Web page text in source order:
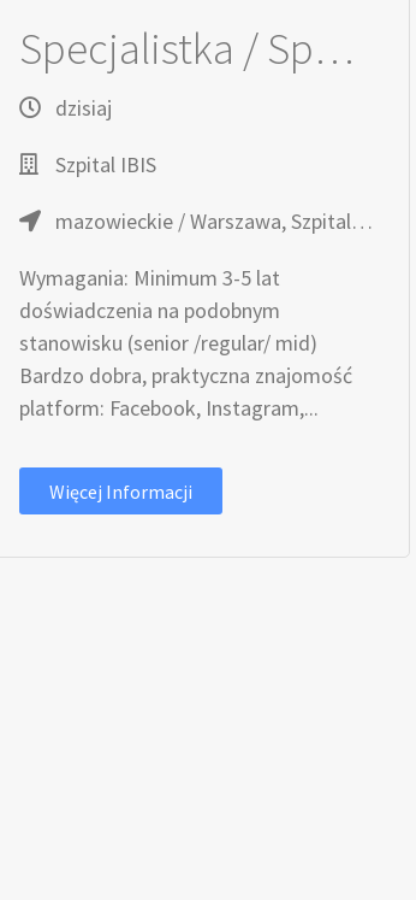
Specjalistka / Specjalista ds. Marketingu
dzisiaj
Szpital IBIS
mazowieckie / Warszawa, Szpital IBIS
Wymagania: Minimum 3-5 lat
doświadczenia na podobnym
stanowisku (senior /regular/ mid)
Bardzo dobra, praktyczna znajomość
platform: Facebook, Instagram,...
Więcej Informacji